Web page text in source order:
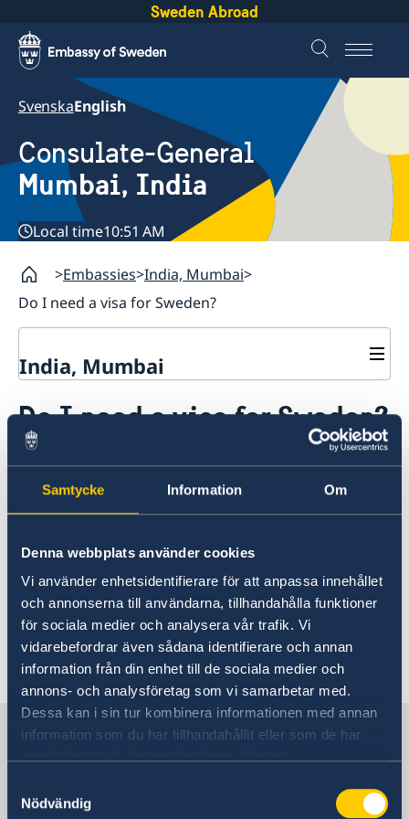
Samtycke Information Om
Denna webbplats använder cookies
Vi använder enhetsidentifierare för att anpassa innehållet
och annonserna till användarna, tillhandahålla funktioner
för sociala medier och analysera vår trafik. Vi
vidarebefordrar även sådana identifierare och annan
information från din enhet till de sociala medier och
annons- och analysföretag som vi samarbetar med.
Dessa kan i sin tur kombinera informationen med annan
information som du har tillhandahållit eller som de har
Nödvändig
Sweden Abroad
SvenskaEnglish
Consulate-General
Mumbai, India
Local time10:51 AM
Embassies India, Mumbai
Do I need a visa for Sweden?
India, Mumbai
About us
Consulate General Staff
Sweden-India Business Guide 2025
Business Climate Survey 2025/2026
Current
News
Beware of Fraudulent Job Offers
Vacancies and internships
Do I need a visa for Sweden?
You may need a entry visa
An entry visa..
List of countries
Last updated 12 Jan 2018, 6.41 PM
Sweden in India
Consulate-General